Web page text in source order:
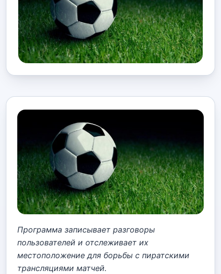
Программа записывает разговоры
пользователей и отслеживает их
местоположение для борьбы с пиратскими
трансляциями матчей.